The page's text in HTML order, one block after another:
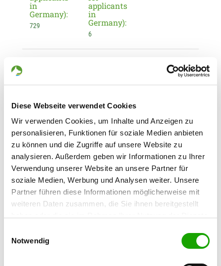
Diese Webseite verwendet Cookies
Wir verwenden Cookies, um Inhalte und Anzeigen zu
personalisieren, Funktionen für soziale Medien anbieten
zu können und die Zugriffe auf unsere Website zu
analysieren. Außerdem geben wir Informationen zu Ihrer
Verwendung unserer Website an unsere Partner für
soziale Medien, Werbung und Analysen weiter. Unsere
Partner führen diese Informationen möglicherweise mit
weiteren Daten zusammen, die Sie ihnen bereitgestellt
Cookies, wenn Sie unsere Webseite weiterhin nutzen.
Notwendig
in
Germany):
729
applicants
in
Germany):
6
Information about the local group
Osnabrücker Str. 83
49492 Westerkappeln
Training ground:
Am Schützenweg 19
49492 Westerkappeln
Phone:
05404 5215
Fax:
05404 729680
Handy: